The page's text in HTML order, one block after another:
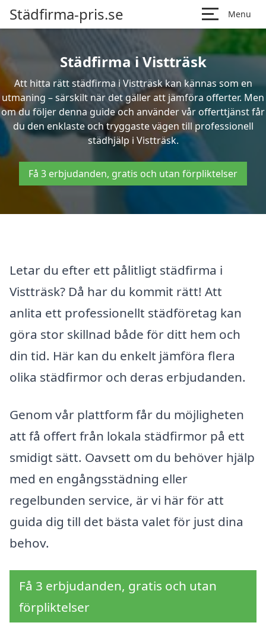
Städfirma-pris.se Menu
Städfirma i Vistträsk
Att hitta rätt städfirma i Vistträsk kan kännas som en
utmaning – särskilt när det gäller att jämföra offerter. Men
om du följer denna guide och använder vår offerttjänst får
du den enklaste och tryggaste vägen till professionell
städhjälp i Vistträsk.
Få 3 erbjudanden, gratis och utan förpliktelser
Letar du efter ett pålitligt städfirma i
Vistträsk? Då har du kommit rätt! Att
anlita ett professionellt städföretag kan
göra stor skillnad både för ditt hem och
din tid. Här kan du enkelt jämföra flera
olika städfirmor och deras erbjudanden.
Genom vår plattform får du möjligheten
att få offert från lokala städfirmor på ett
smidigt sätt. Oavsett om du behöver hjälp
med en engångsstädning eller
regelbunden service, är vi här för att
guida dig till det bästa valet för just dina
behov.
Få 3 erbjudanden, gratis och utan
förpliktelser